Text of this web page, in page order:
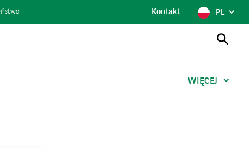
Kontakt
POKAŻ
PL POLSKI
WIĘCEJ